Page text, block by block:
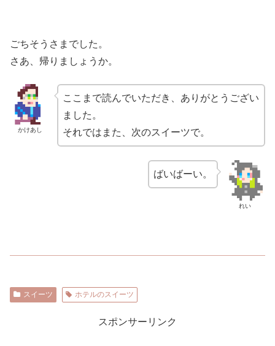
ごちそうさまでした。
さあ、帰りましょうか。
かけあし
ここまで読んでいただき、ありがとうござい
ました。
それではまた、次のスイーツで。
れい
ばいばーい。
スイーツ ホテルのスイーツ
スポンサーリンク